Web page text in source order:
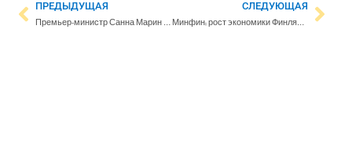
ПРЕДЫДУЩАЯ
Премьер-министр Санна Марин встретится в Стокгольме со своей шведской коллегой Магдаленой Андерссон
СЛЕДУЮЩАЯ
Минфин: рост экономики Финляндии замедлится в связи с введенными санкциями